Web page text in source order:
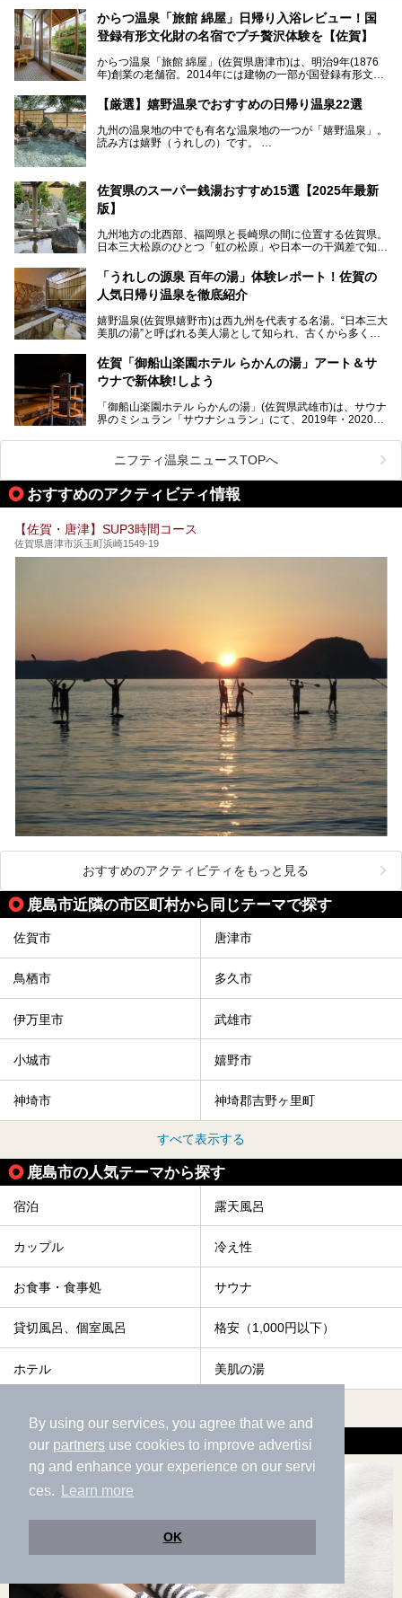
By using our services, you agree that we and
our partners use cookies to improve advertisi
ng and enhance your experience on our servi
ces.
Learn more
OK
からつ温泉「旅館 綿屋」日帰り入浴レビュー！国
登録有形文化財の名宿でプチ贅沢体験を【佐賀】
からつ温泉「旅館 綿屋」(佐賀県唐津市)は、明治9年(1876
年)創業の老舗宿。2014年には建物の一部が国登録有形文化
しかし良質の自家源泉を所有し、日帰り入浴が可能な点はあ
まり知られていません。近寄りがたいほどの敷居の高いイメ
ージとは反して、実は温かみある接客が特徴の名宿です。
文化財のラグジュアリー名宿で、お得にプチ贅沢体験を。今
【厳選】嬉野温泉でおすすめの日帰り温泉22選
九州の温泉地の中でも有名な温泉地の一つが「嬉野温泉」。
読み方は嬉野（うれしの）です。
り、「美肌祈願」ができる豊玉姫神社があったりと見どころ
満載。
温泉も日帰り温泉施設から老舗の旅館までバラエティに富ん
でいて、老若男女、家族からカップルまで満喫できます。
時間がゆっくりと流れ、観光も楽しめる嬉野温泉、その中で
も人気の日帰り温泉を紹介します！
泉質はもちろん、施設も充実している所が多く、いくつも回
りたい場所ばかりですよ。
佐賀県のスーパー銭湯おすすめ15選【2025年最新
版】
九州地方の北西部、福岡県と長崎県の間に位置する佐賀県。
日本三大松原のひとつ「虹の松原」や日本一の干満差で知ら
魅力です。有田焼や伊万里焼、唐津焼などのやきものが盛ん
なことでも知られています。
佐賀県にはまた、嬉野温泉や武雄温泉を筆頭に数多くの温泉
と言われるほど。今回は、そんな佐賀県で特におすすめのス
ーパー銭湯をピックアップしました。
「うれしの源泉 百年の湯」体験レポート！佐賀の
人気日帰り温泉を徹底紹介
嬉野温泉(佐賀県嬉野市)は西九州を代表する名湯。“日本三大
美肌の湯”と呼ばれる美人湯として知られ、古くから多くの
中でも「うれしの源泉 百年の湯」は、嬉野温泉では数少な
い日帰り入浴専門施設のひとつ。多くの常連客や観光客に親
しまれています。
今回は、地元九州在住のニフティ温泉ライターである筆者が
「うれしの源泉 百年の湯」を現地体験。定番の大浴場をは
提供元：うれしの源泉 百年の湯【PR】
この記事はうれしの源泉 百年の湯のPRレポート記事です。
佐賀「御船山楽園ホテル らかんの湯」アート＆サ
ウナで新体験!しよう
「御船山楽園ホテル らかんの湯」(佐賀県武雄市)は、サウナ
界のミシュラン「サウナシュラン」にて、2019年・2020
一のサウナと言っても過言ではありません。
今回は、その大注目のサウナと温泉入浴施設を、男女別浴室
ごとに現地取材してきました！ さらには、御船山楽園で同
時開催中のチームラボ作品展も併せてご紹介。アート＆サウ
ナというかつてどこにも無かった組み合わせで、新体験!し
ニフティ温泉ニュースTOPへ
おすすめのアクティビティ情報
【佐賀・唐津】SUP3時間コース
佐賀県唐津市浜玉町浜崎1549-19
おすすめのアクティビティをもっと見る
鹿島市近隣の市区町村から同じテーマで探す
佐賀市 唐津市
鳥栖市 多久市
伊万里市 武雄市
小城市 嬉野市
神埼市 神埼郡吉野ヶ里町
すべて表示する
鹿島市の人気テーマから探す
宿泊 露天風呂
カップル 冷え性
お食事・食事処 サウナ
貸切風呂、個室風呂 格安（1,000円以下）
ホテル 美肌の湯
冷え性に効能がある温泉の魅力